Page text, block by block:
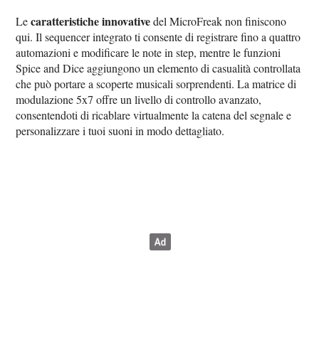
Lecaratteristiche innovativedel MicroFreak non finiscono
qui. Il sequencer integrato ti consente di registrare fino a quattro
automazioni e modificare le note in step, mentre le funzioni
Spice and Dice aggiungono un elemento di casualità controllata
che può portare a scoperte musicali sorprendenti. La matrice di
modulazione 5x7 offre un livello di controllo avanzato,
consentendoti di ricablare virtualmente la catena del segnale e
personalizzare i tuoi suoni in modo dettagliato.